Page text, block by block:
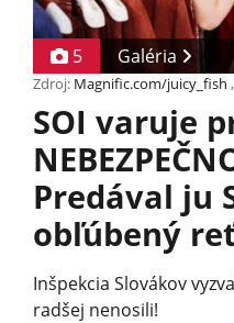
5 Galéria
Zdroj: Magnific.com/juicy_fish ,
SOI varuje
Predával ju
obľúbený
Inšpekcia Slovákov
radšej nenosili!